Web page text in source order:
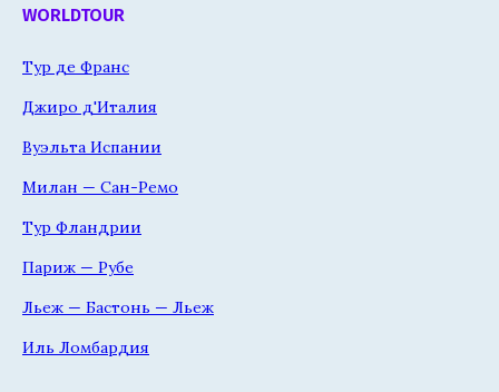
WORLDTOUR
Тур де Франс
Джиро д'Италия
Вуэльта Испании
Милан — Сан-Ремо
Тур Фландрии
Париж — Рубе
Льеж — Бастонь — Льеж
Иль Ломбардия